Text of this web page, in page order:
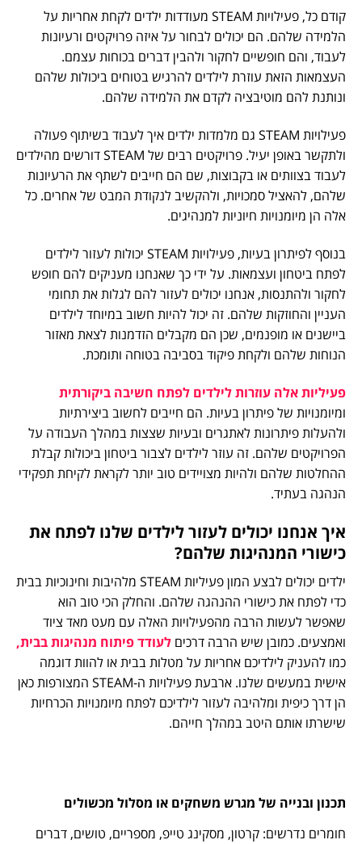
קודם כל, פעילויות STEAM מעודדות ילדים לקחת אחריות על
הלמידה שלהם. הם יכולים לבחור על איזה פרויקטים ורעיונות
לעבוד, והם חופשיים לחקור ולהבין דברים בכוחות עצמם.
העצמאות הזאת עוזרת לילדים להרגיש בטוחים ביכולות שלהם
ונותנת להם מוטיבציה לקדם את הלמידה שלהם.
פעילויות STEAM גם מלמדות ילדים איך לעבוד בשיתוף פעולה
ולתקשר באופן יעיל. פרויקטים רבים של STEAM דורשים מהילדים
לעבוד בצוותים או בקבוצות, שם הם חייבים לשתף את הרעיונות
שלהם, להאציל סמכויות, ולהקשיב לנקודת המבט של אחרים. כל
אלה הן מיומנויות חיוניות למנהיגים.
בנוסף לפיתרון בעיות, פעילויות STEAM יכולות לעזור לילדים
לפתח ביטחון ועצמאות. על ידי כך שאנחנו מעניקים להם חופש
לחקור ולהתנסות, אנחנו יכולים לעזור להם לגלות את תחומי
העניין והחוזקות שלהם. זה יכול להיות חשוב במיוחד לילדים
ביישנים או מופנמים, שכן הם מקבלים הזדמנות לצאת מאזור
הנוחות שלהם ולקחת פיקוד בסביבה בטוחה ותומכת.
פעיליות אלה עוזרות לילדים לפתח חשיבה ביקורתית
ומיומנויות של פיתרון בעיות. הם חייבים לחשוב ביצירתיות
ולהעלות פיתרונות לאתגרים ובעיות שצצות במהלך העבודה על
הפרויקטים שלהם. זה עוזר לילדים לצבור ביטחון ביכולות קבלת
ההחלטות שלהם ולהיות מצויידים טוב יותר לקראת לקיחת תפקידי
הנהגה בעתיד.
איך אנחנו יכולים לעזור לילדים שלנו לפתח את
כישורי המנהיגות שלהם?
ילדים יכולים לבצע המון פעיליות STEAM מלהיבות וחינוכיות בבית
כדי לפתח את כישורי ההנהגה שלהם. והחלק הכי טוב הוא
שאפשר לעשות הרבה מהפעילויות האלה עם מעט מאד ציוד
ואמצעים. כמובן שיש הרבה דרכים לעודד פיתוח מנהיגות בבית,
כמו להעניק לילדיכם אחריות על מטלות בבית או להוות דוגמה
אישית במעשים שלנו. ארבעת פעילויות ה-STEAM המצורפות כאן
הן דרך כיפית ומלהיבה לעזור לילדיכם לפתח מיומנויות הכרחיות
שישרתו אותם היטב במהלך חייהם.
תכנון ובנייה של מגרש משחקים או מסלול מכשולים
חומרים נדרשים: קרטון, מסקינג טייפ, מספריים, טושים, דברים